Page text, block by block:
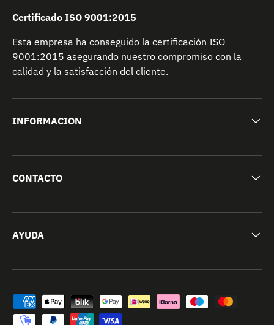
Certificado ISO 9001:2015
Esta empresa ha conseguido la certificación ISO
9001:2015 asegurando nuestro compromiso con la
calidad y la satisfacción del cliente.
INFORMACION
CONTACTO
AYUDA
Formas de pago aceptadas